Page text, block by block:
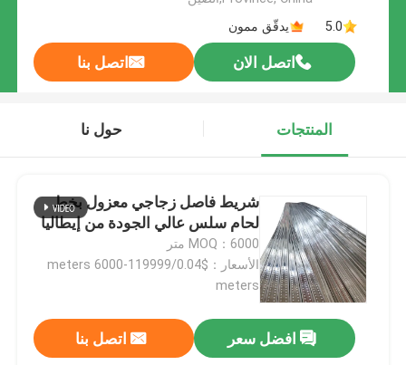
5.0
يدقّق ممون
اتصل الان اتصل بنا
المنتجات حول نا
شريط فاصل زجاجي معزول بخط
لحام سلس عالي الجودة من إيطاليا
MOQ：6000 متر
الأسعار：$0.04/meters 6000-119999
meters
افضل سعر اتصل بنا